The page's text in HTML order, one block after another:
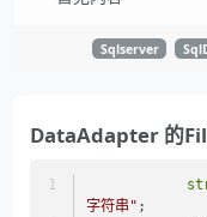
Sqlserver
DataAdapter 的
字符串" ;